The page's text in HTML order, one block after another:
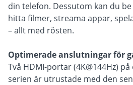
din telefon. Dessutom kan du
hitta filmer, streama appar,
– allt med rösten.
Optimerade anslutningar för
Två HDMI-portar (4K@144Hz)
serien är utrustade med den